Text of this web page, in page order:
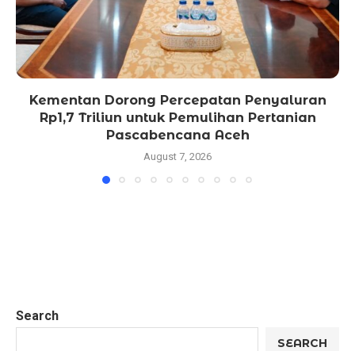
Kementan Dorong Percepatan Penyaluran
Rp1,7 Triliun untuk Pemulihan Pertanian
Pascabencana Aceh
August 7, 2026
Search
SEARCH